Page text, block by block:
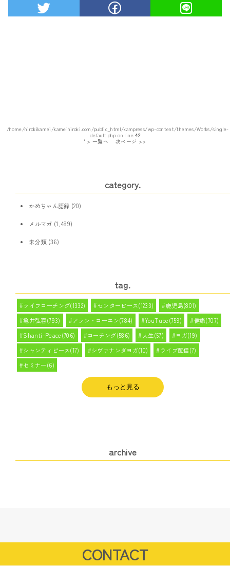
/home/hirokikamei/kameihiroki.com/public_html/kampress/wp-content/themes/Works/single-
default.php on line42
" > 一覧へ
次ページ >>
category.
かめちゃん語録 (20)
メルマガ (1,489)
未分類(36)
tag.
ライフコーチング(1332) センターピース(1233)
鹿児島(801)
亀井弘喜(793)
アラン・コーエン(784) YouTube(759)
健康(707)
Shanti-Peace(706)
コーチング(586) 人生(57)
ヨガ(19)
シャンティピース(17)
シヴァナンダヨガ(10)
ライブ配信(7)
セミナー(6)
もっと見る
archive
CONTACT